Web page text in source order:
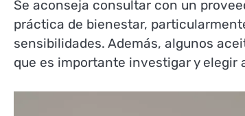
Se aconseja consultar con un
práctica de bienestar,
sensibilidades. Además, algunos
que es importante investigar y elegir